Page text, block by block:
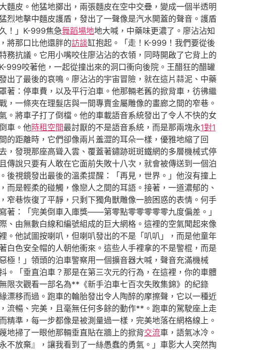
皮。他猛地擲出，兩張麵皮在空中交疊，變成一個半透明
烈地擊中麵皮護盾，發出了一聲像是汽水開蓋的聲音。護盾
！」K-999焦急舞蹈場地地大喊，中藥味更濃了。廖沾沾知
將那口比他還胖的訪談缸抱起。「走！K-999！我們要從後
務抗議。它用小嘴咬住廖沾沾的衣領，同時開啟了它背上的
999咬著他，一起從撞出來的洞口衝向後院。王醋狂的醋罐
出了最後的哀鳴。廖沾沾的宇宙冒險，就在這片蒜泥、中藥
：停車費，以及平行泊車。他那輛老舊的掀背車，彷彿繼
一條夾在理髮店與一間專賣金屬雕像的畫廊之間的窄巷。
將車子打了倒檔。他的車載語音系統發出了令人不快的女
車。他時租空間最討厭的不是語音系統，而是那兩塊永1對1
距離時，它們卻像兩片羞澀的耳朵一樣，優雅地縮了回
，發現那座高聳入雲、覆蓋著鏽跡斑斑鐵網的多層機械式停
說只要有人敢在它面前失敗十八次，就會被傳送到一個泊
視鏡發出最後的溫柔提醒：「再見，世界。」他沒有撞上
是輕柔的碰觸，像戀人之間的耳語。接著，一道濃郁的、
窄巷恢復了平靜，只剩下獨角獸雕像一臉困惑的表情。何手
著：「完美倒車入庫獎——第零點零零零零零九度偏差。」
、由無數白線和編號組成的巨大網格。這裡的空氣聞起來像
。他試圖按喇叭，但喇叭發出的不是「叭叭」，而是他童年
白色安全帽的人朝他衝來。這些人手裡拿的不是警棍，而是
極！」領頭的泊車警察用一個擴音器大喊，聲音充滿機械
。「垂直泊車？那是在第三次元的行為，在這裡，你的車體
次觀看一部名為**《新手泊車七百次失敗集錦》的紀錄
漂移而過。跑車的輪胎發出令人陶醉的摩擦聲，它以一種近
流暢、完美，且毫無任何多餘的動作**。跑車的駕駛座上走
準，每一步都像是被測量過一樣，完美地落在網格線上。
地掃了一眼他那輛垂直貼在牆上的掀背交流車，語氣冰冷。
放棄』，讓我看到了一絲愚蠢的勇氣。」車影大人突然掏